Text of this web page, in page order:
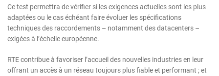
Ce test permettra de vérifier si les exigences actuelles sont les plus
adaptées ou le cas échéant faire évoluer les spécifications
techniques des raccordements – notamment des datacenters –
exigées à l’échelle européenne.
RTE contribue à favoriser l’accueil des nouvelles industries en leur
offrant un accès à un réseau toujours plus fiable et performant ; et